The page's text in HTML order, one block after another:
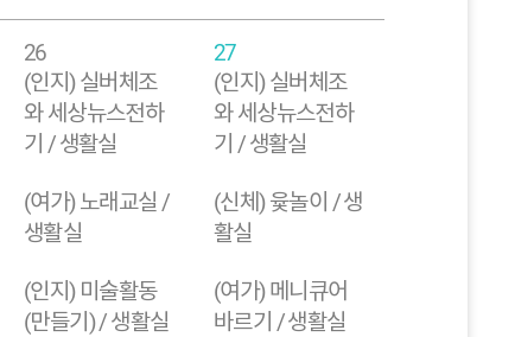
26
(인지) 실버체조
와 세상뉴스전하
기 / 생활실
(여가) 노래교실 /
생활실
(인지) 미술활동
(만들기) / 생활실
27
(인지) 실버체조
와 세상뉴스전하
기 / 생활실
(신체) 윷놀이 / 생
활실
(여가) 메니큐어
바르기 / 생활실